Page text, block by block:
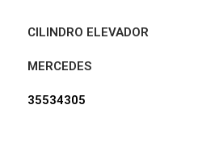
CILINDRO ELEVADOR
MERCEDES
35534305